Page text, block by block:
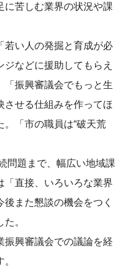
に苦しむ業界の状況や課
い人の発掘と育成が必
などに援助してもらえ
「振興審議会でもっと生
させる仕組みを作ってほ
。「市の職員は“破天荒
問題まで、幅広い地域課
「直接、いろいろな業界
また懇談の機会をつく
。
興審議会での議論を経